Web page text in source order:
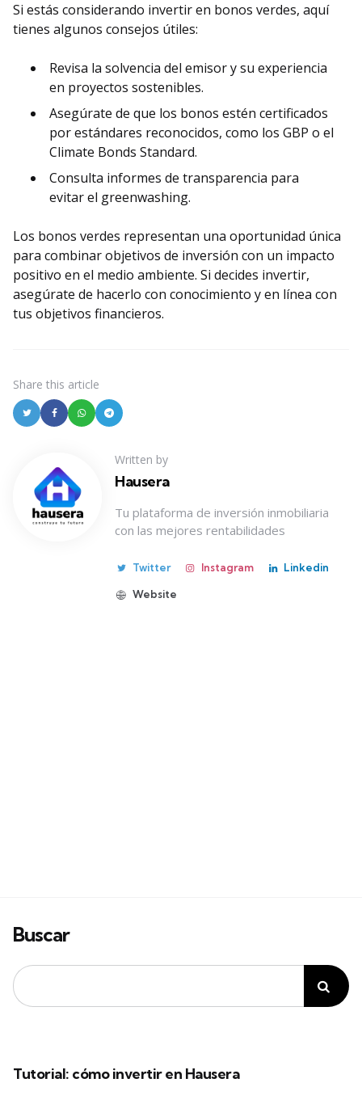
Si estás considerando invertir en bonos verdes, aquí
tienes algunos consejos útiles:
Revisa la solvencia del emisor y su experiencia
en proyectos sostenibles.
Asegúrate de que los bonos estén certificados
por estándares reconocidos, como los GBP o el
Climate Bonds Standard.
Consulta informes de transparencia para
evitar el greenwashing.
Los bonos verdes representan una oportunidad única
para combinar objetivos de inversión con un impacto
positivo en el medio ambiente. Si decides invertir,
asegúrate de hacerlo con conocimiento y en línea con
tus objetivos financieros.
Share this article
Written by
Hausera
Tu plataforma de inversión inmobiliaria
con las mejores rentabilidades
Twitter Instagram Linkedin
Website
Buscar
Tutorial: cómo invertir en Hausera